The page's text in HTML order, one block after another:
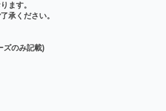
ます。
承ください。
ズのみ記載)